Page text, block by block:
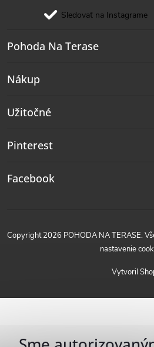
Sledovať na Instagrame
Pohoda Na Terase
Nákup
Užitočné
Pinterest
Facebook
Vytvoril
Copyright 2026 POHODA NA TERASE.
nastavenie